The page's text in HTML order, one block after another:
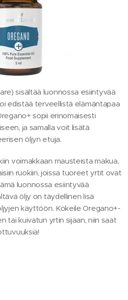
sisältää luonnossa esiintyvää
edistää terveellistä elämäntapaa
sopii erinomaisesti
ja samalla voit lisätä
öljyn etuja.
voimakkaan mausteista makua,
ruokiin, joissa tuoreet yrtit ovat
luonnossa esiintyvää
öljy on täydellinen lisä
käyttöön. Kokeile Oregano+-
tai kuivatun yrtin sijaan, niin saat